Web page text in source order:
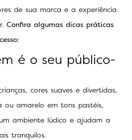
de sua marca e a experiência
Confira algumas dicas práticas
é o seu público-
cores suaves e divertidas,
ou amarelo em tons pastéis,
ambiente lúdico e ajudam a
tranquilos.